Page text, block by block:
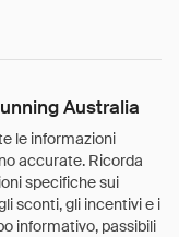
Australia
le informazioni
accurate. Ricorda
specifiche sui
sconti, gli incentivi e i
informativo, passibili